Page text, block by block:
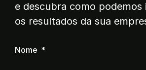
e descubra como podemos
os resultados da sua
Nome